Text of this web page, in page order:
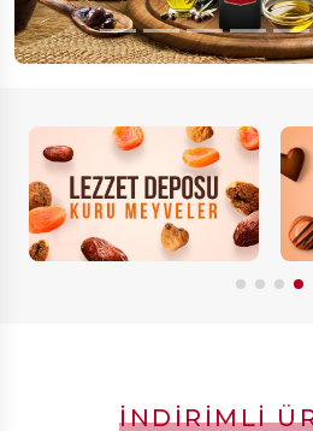
İNDIRIMLI